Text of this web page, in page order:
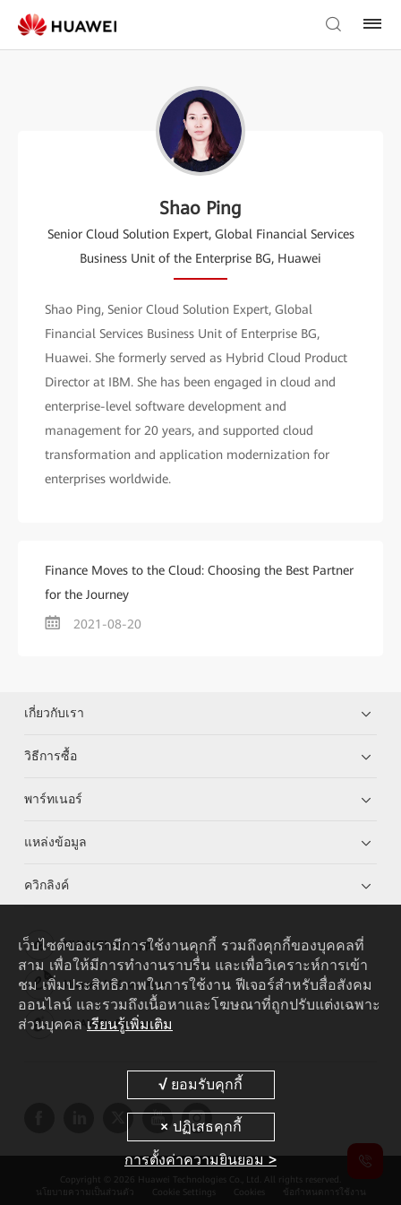
Shao Ping
Senior Cloud Solution Expert, Global Financial Services
Business Unit of the Enterprise BG, Huawei
Shao Ping, Senior Cloud Solution Expert, Global
Financial Services Business Unit of Enterprise BG,
Huawei. She formerly served as Hybrid Cloud Product
Director at IBM. She has been engaged in cloud and
enterprise-level software development and
management for 20 years, and supported cloud
transformation and application modernization for
enterprises worldwide.
Finance Moves to the Cloud: Choosing the Best Partner
for the Journey
2021-08-20
เกี่ยวกับเรา
วิธีการซื้อ
พาร์ทเนอร์
แหล่งข้อมูล
ควิกลิงค์
HUAWEI eKit App
Huawei HiKnow App
HUAWEI eFly App
Copyright © 2026 Huawei Technologies Co., Ltd. All rights reserved.
นโยบายความเป็นส่วนตัว
Cookie Settings Cookies ข้อกำหนดการใช้งาน
เว็บไซต์ของเรามีการใช้งานคุกกี้ รวมถึงคุกกี้ของบุคคลที่
สาม เพื่อให้มีการทำงานราบรื่น และเพื่อวิเคราะห์การเข้า
ชม เพิ่มประสิทธิภาพในการใช้งาน ฟีเจอร์สำหรับสื่อสังคม
ออนไลน์ และรวมถึงเนื้อหาและโฆษณาที่ถูกปรับแต่งเฉพาะ
ส่วนบุคคล เรียนรู้เพิ่มเติม
การตั้งค่าความยินยอม >